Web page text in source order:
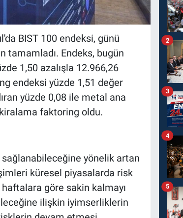
BIST 100 endeksi, günü
tamamladı. Endeks, bugün
1,50 azalışla 12.966,26
endeksi yüzde 1,51 değer
yüzde 0,08 ile metal ana
faktoring oldu.
yönelik artan
küresel piyasalarda risk
göre sakin kalmayı
ilişkin iyimserliklerin
2
3
4
5